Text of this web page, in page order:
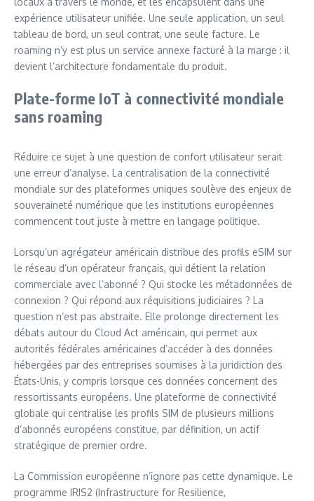
expérience utilisateur unifiée. Une seule application, un seul
tableau de bord, un seul contrat, une seule facture. Le
roaming n’y est plus un service annexe facturé à la marge : il
devient l’architecture fondamentale du produit.
Plate-forme IoT à connectivité mondiale
sans roaming
Réduire ce sujet à une question de confort utilisateur serait
une erreur d’analyse. La centralisation de la connectivité
mondiale sur des plateformes uniques soulève des enjeux de
souveraineté numérique que les institutions européennes
commencent tout juste à mettre en langage politique.
Lorsqu’un agrégateur américain distribue des profils eSIM sur
le réseau d’un opérateur français, qui détient la relation
commerciale avec l’abonné ? Qui stocke les métadonnées de
connexion ? Qui répond aux réquisitions judiciaires ? La
question n’est pas abstraite. Elle prolonge directement les
débats autour du Cloud Act américain, qui permet aux
autorités fédérales américaines d’accéder à des données
hébergées par des entreprises soumises à la juridiction des
États-Unis, y compris lorsque ces données concernent des
ressortissants européens. Une plateforme de connectivité
globale qui centralise les profils SIM de plusieurs millions
d’abonnés européens constitue, par définition, un actif
stratégique de premier ordre.
La Commission européenne n’ignore pas cette dynamique. Le
programme IRIS2 (Infrastructure for Resilience,